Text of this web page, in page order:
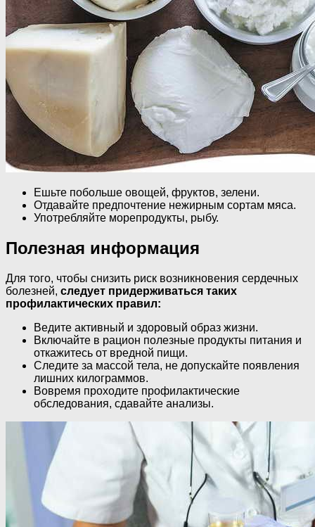
Ешьте побольше овощей, фруктов, зелени.
Отдавайте предпочтение нежирным сортам мяса.
Употребляйте морепродукты, рыбу.
Полезная информация
Для того, чтобы снизить риск возникновения сердечных
болезней, следует придерживаться таких
профилактических правил:
Ведите активный и здоровый образ жизни.
Включайте в рацион полезные продукты питания и
откажитесь от вредной пищи.
Следите за массой тела, не допускайте появления
лишних килограммов.
Вовремя проходите профилактические
обследования, сдавайте анализы.